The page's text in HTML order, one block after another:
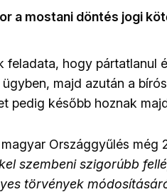
a mostani döntés jogi
feladata, hogy pártatlanul
majd azután a
pedig később hoznak
Országgyűlés még
szembeni szigorúbb
törvények